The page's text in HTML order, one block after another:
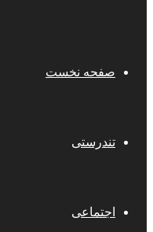
صفحه نخست
تندرستی
اجتماعی